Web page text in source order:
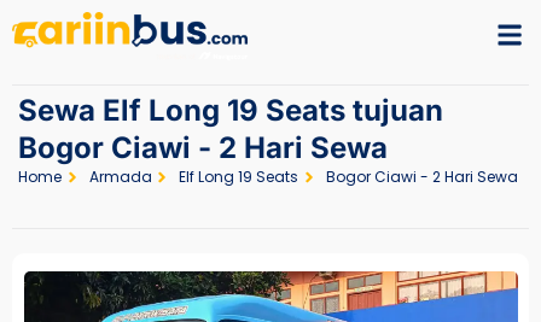
Sewa Elf Long 19 Seats tujuan
Bogor Ciawi - 2 Hari Sewa
Home Armada Elf Long 19 Seats Bogor Ciawi - 2 Hari Sewa